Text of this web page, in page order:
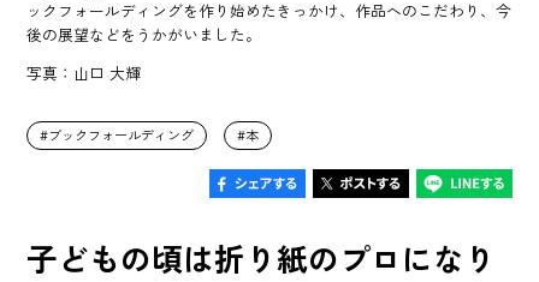
ックフォールディングを作り始めたきっかけ、作品へのこだわり、今
後の展望などをうかがいました。
写真：山口 大輝
ブックフォールディング 本
子どもの頃は折り紙のプロになり